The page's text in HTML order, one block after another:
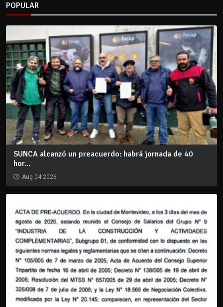
POPULAR
SUNCA alcanzó un preacuerdo: habrá jornada de 40
hor...
Aug 04 2026